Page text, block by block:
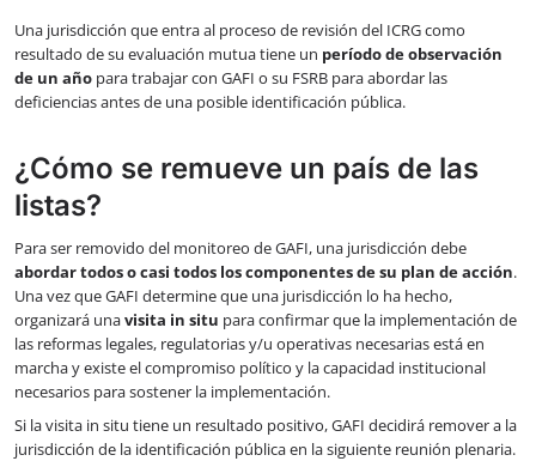
Una jurisdicción que entra al proceso de revisión del ICRG como
resultado de su evaluación mutua tiene un período de observación
de un año para trabajar con GAFI o su FSRB para abordar las
deficiencias antes de una posible identificación pública.
¿Cómo se remueve un país de las
listas?
Para ser removido del monitoreo de GAFI, una jurisdicción debe
abordar todos o casi todos los componentes de su plan de acción.
Una vez que GAFI determine que una jurisdicción lo ha hecho,
organizará unavisita in situ para confirmar que la implementación de
las reformas legales, regulatorias y/u operativas necesarias está en
marcha y existe el compromiso político y la capacidad institucional
necesarios para sostener la implementación.
Si la visita in situ tiene un resultado positivo, GAFI decidirá remover a la
jurisdicción de la identificación pública en la siguiente reunión plenaria.